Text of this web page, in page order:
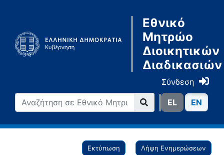
Εθνικό
Μητρώο
Διοικητικών
Διαδικασιών
Σύνδεση
ΕL ΕN
Εκτύπωση
Λήψη Ενημερώσεων